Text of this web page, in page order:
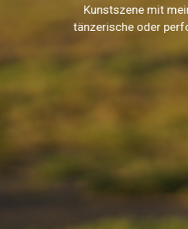
Kunstszene mit
tänzerische oder